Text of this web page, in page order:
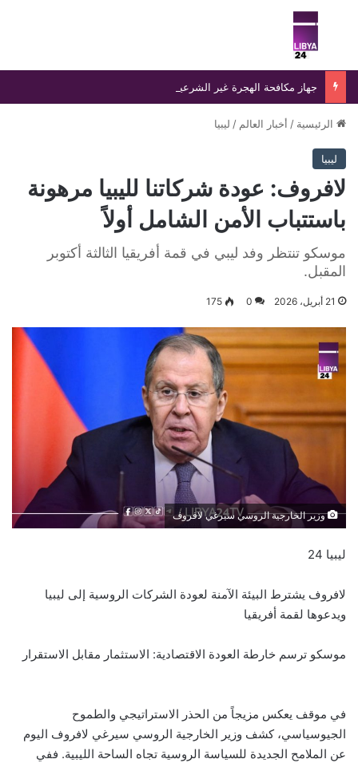
بحث عن
الرئيسية / أخبار العالم / ليبيا
ليبيا
لافروف: عودة شركاتنا لليبيا مرهونة
باستتباب الأمن الشامل أولاً
موسكو تنتظر وفد ليبي في قمة أفريقيا الثالثة أكتوبر
المقبل.
21 أبريل، 2026 0
175
وزير الخارجية الروسي سيرغي لافروف
ليبيا 24
لافروف يشترط البيئة الآمنة لعودة الشركات الروسية إلى ليبيا
ويدعوها لقمة أفريقيا
موسكو ترسم خارطة العودة الاقتصادية: الاستثمار مقابل الاستقرار
في موقف يعكس مزيجاً من الحذر الاستراتيجي والطموح
الجيوسياسي، كشف وزير الخارجية الروسي سيرغي لافروف اليوم
عن الملامح الجديدة للسياسة الروسية تجاه الساحة الليبية. ففي